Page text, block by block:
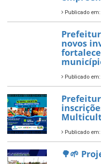
Política
—
7 de
ÚLTIMAS NOTÍCIAS
reafirma